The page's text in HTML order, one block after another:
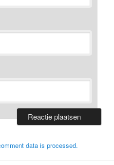
data is processed.